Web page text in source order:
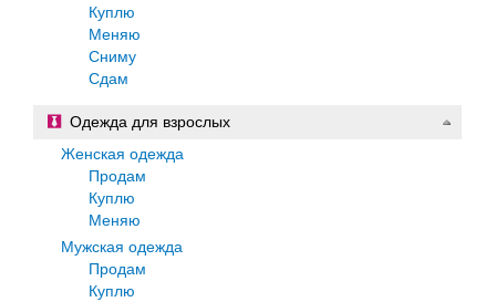
Куплю
Меняю
Сниму
Сдам
Одежда для взрослых
Женская одежда
Продам
Куплю
Меняю
Мужская одежда
Продам
Куплю